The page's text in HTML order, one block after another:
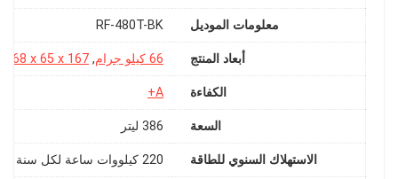
معلومات الموديل ‎RF-480T-BK
أبعاد المنتج 66 كيلو جرام , ‎68 x 65 x 167 سم
الكفاءة A+
السعة ‎386 ليتر
الاستهلاك السنوي للطاقة ‎220 كيلووات ساعة لكل سنة